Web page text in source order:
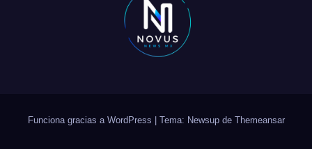
Funciona gracias a WordPress Tema: Newsup de Themeansar